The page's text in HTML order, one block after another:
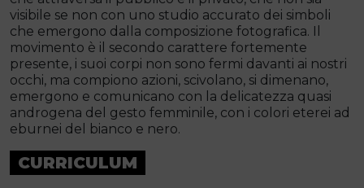
visibile se non con uno studio accurato dei simboli
che emergono dalla composizione fotografica. Il
movimento è il secondo carattere fortemente
presente, i suoi corpi non sono fermi davanti ai nostri
occhi, ma compiono azioni, scivolano, si dimenano,
emergono e comunicano con la delicatezza quasi
androgena del gesto femminile, con i colori eterei ad
eburnei del bianco e nero.
CURRICULUM